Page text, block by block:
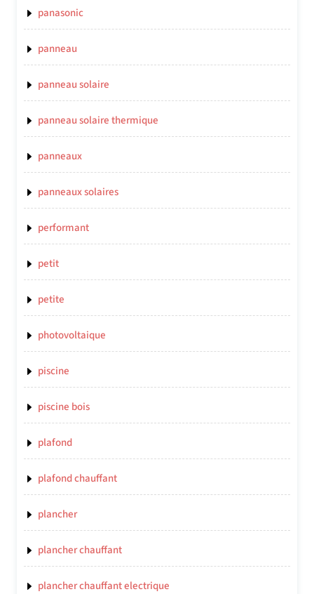
panasonic
panneau
panneau solaire
panneau solaire thermique
panneaux
panneaux solaires
performant
petit
petite
photovoltaique
piscine
piscine bois
plafond
plafond chauffant
plancher
plancher chauffant
plancher chauffant electrique